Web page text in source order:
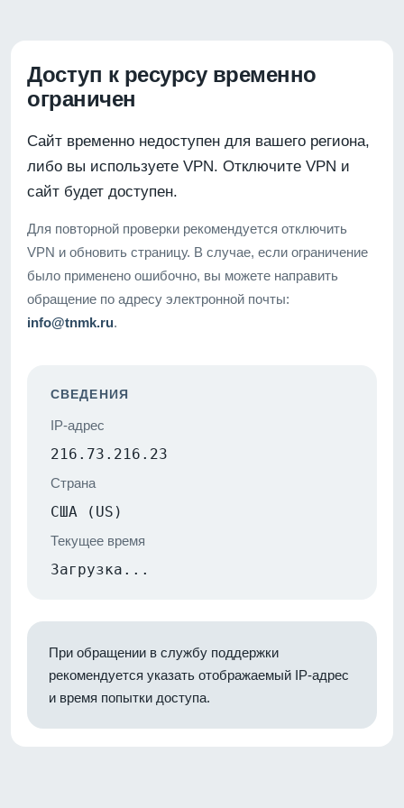
Доступ к ресурсу временно
ограничен
Сайт временно недоступен для вашего региона,
либо вы используете VPN. Отключите VPN и
сайт будет доступен.
Для повторной проверки рекомендуется отключить
VPN и обновить страницу. В случае, если ограничение
было применено ошибочно, вы можете направить
обращение по адресу электронной почты:
info@tnmk.ru.
СВЕДЕНИЯ
IP-адрес
216.73.216.23
Страна
США (US)
Текущее время
Загрузка...
При обращении в службу поддержки
рекомендуется указать отображаемый IP-адрес
и время попытки доступа.